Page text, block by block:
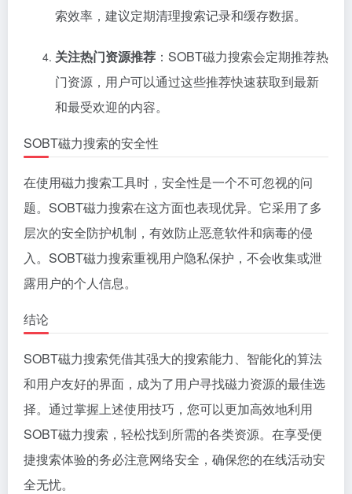
索效率，建议定期清理搜索记录和缓存数据。
关注热门资源推荐 ：SOBT磁力搜索会定期推荐热
门资源，用户可以通过这些推荐快速获取到最新
和最受欢迎的内容。
SOBT磁力搜索的安全性
在使用磁力搜索工具时，安全性是一个不可忽视的问
题。SOBT磁力搜索在这方面也表现优异。它采用了多
层次的安全防护机制，有效防止恶意软件和病毒的侵
入。SOBT磁力搜索重视用户隐私保护，不会收集或泄
露用户的个人信息。
结论
SOBT磁力搜索凭借其强大的搜索能力、智能化的算法
和用户友好的界面，成为了用户寻找磁力资源的最佳选
择。通过掌握上述使用技巧，您可以更加高效地利用
SOBT磁力搜索，轻松找到所需的各类资源。在享受便
捷搜索体验的务必注意网络安全，确保您的在线活动安
全无忧。